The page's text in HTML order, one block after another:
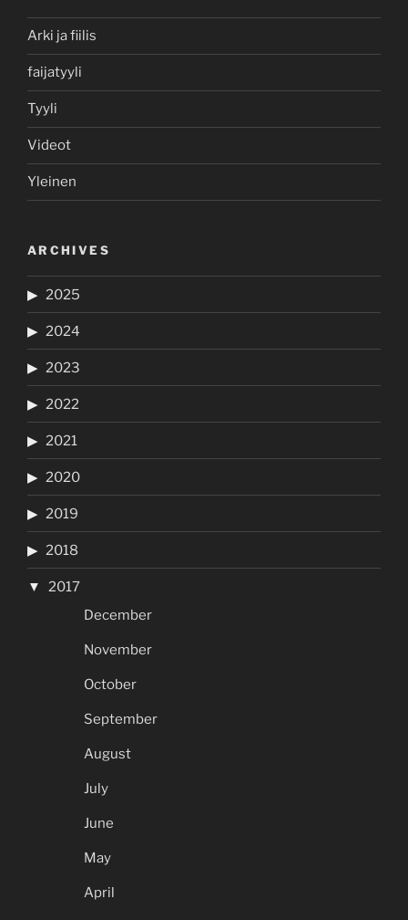
Arki ja fiilis
faijatyyli
Tyyli
Videot
Yleinen
ARCHIVES
2025
2024
2023
2022
2021
2020
2019
2018
2017
December
November
October
September
August
July
June
May
April